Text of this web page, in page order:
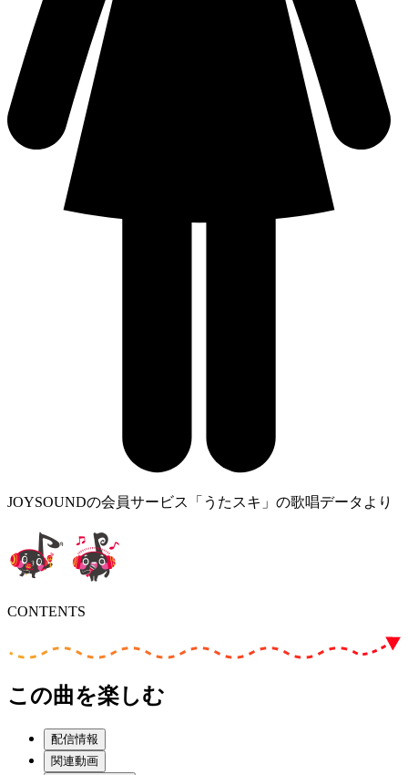
JOYSOUNDの会員サービス「うたスキ」の歌唱データより
CONTENTS
この曲を楽しむ
配信情報
関連動画